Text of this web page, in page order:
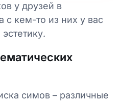
у друзей в
с кем-то из них у вас
симов – различные